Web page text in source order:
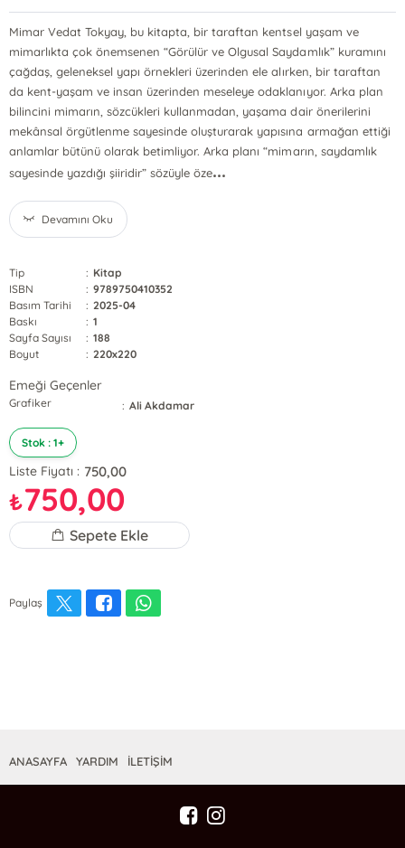
Mimar Vedat Tokyay, bu kitapta, bir taraftan kentsel yaşam ve
mimarlıkta çok önemsenen “Görülür ve Olgusal Saydamlık” kuramını
çağdaş, geleneksel yapı örnekleri üzerinden ele alırken, bir taraftan
da kent-yaşam ve insan üzerinden meseleye odaklanıyor. Arka plan
bilincini mimarın, sözcükleri kullanmadan, yaşama dair önerilerini
mekânsal örgütlenme sayesinde oluşturarak yapısına armağan ettiği
anlamlar bütünü olarak betimliyor. Arka planı “mimarın, saydamlık
sayesinde yazdığı şiiridir” sözüyle öze...
Devamını Oku
Tip : Kitap
ISBN
: 9789750410352
Basım Tarihi
: 2025-04
Baskı
: 1
Sayfa Sayısı
: 188
Boyut
: 220x220
Emeği Geçenler
Grafiker : Ali Akdamar
Stok : 1+
Liste Fiyatı : 750,00
₺750,00
Sepete Ekle
Paylaş
ANASAYFA YARDIM İLETİŞİM